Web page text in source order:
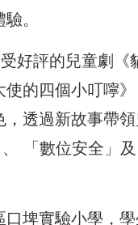
。
好評的兒童劇
的四個小叮嚀
，透過新故事帶
「數位安全」
口埤實驗小學，